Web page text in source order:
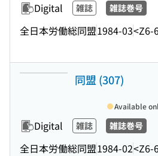
Digital 雑誌 雑誌巻号
全日本労働総同盟1984-03<Z6-
同盟 (307)
Digital 雑誌 雑誌巻号
全日本労働総同盟1984-02<Z6-
Available